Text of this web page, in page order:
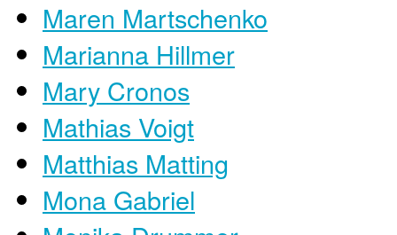
Maren Martschenko
Marianna Hillmer
Mary Cronos
Mathias Voigt
Matthias Matting
Mona Gabriel